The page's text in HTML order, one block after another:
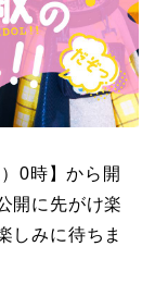
0時】から開
開に先がけ楽
しみに待ちま